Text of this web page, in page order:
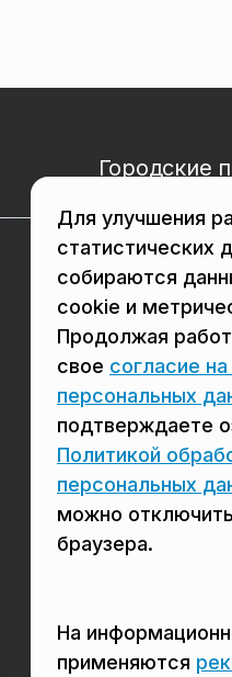
Городские
в Реутове
в Сергиевом
в Домодедово
Для улучшения
статистических
собираются
cookie и
Продолжая
свое согласие
персональных
подтверждаете
Политикой
персональных
можно
браузера.
На
применяются